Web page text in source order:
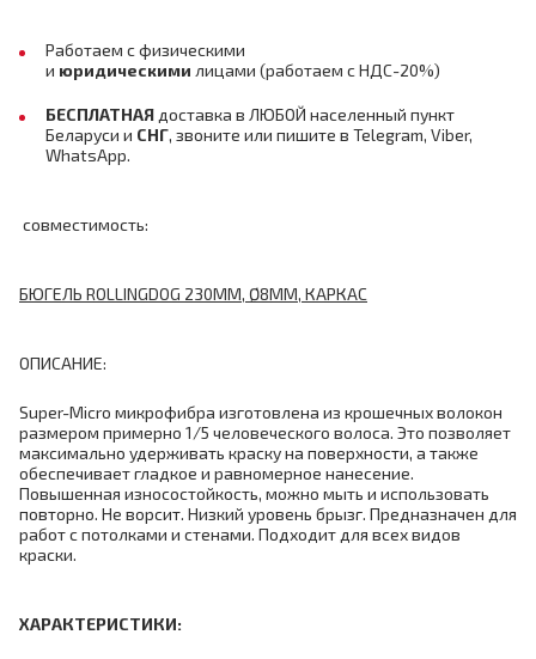
Работаем с физическими
и юридическими лицами (работаем с НДС-20%)
БЕСПЛАТНАЯ доставка в ЛЮБОЙ населенный пункт
Беларуси и СНГ, звоните или пишите в Telegram, Viber,
WhatsApp.
совместимость:
БЮГЕЛЬ ROLLINGDOG 230ММ, Ø8ММ, КАРКАС
ОПИСАНИЕ:
Super-Micro микрофибра изготовлена из крошечных волокон
размером примерно 1/5 человеческого волоса. Это позволяет
максимально удерживать краску на поверхности, а также
обеспечивает гладкое и равномерное нанесение.
Повышенная износостойкость, можно мыть и использовать
повторно. Не ворсит. Низкий уровень брызг. Предназначен для
работ с потолками и стенами. Подходит для всех видов
краски.
ХАРАКТЕРИСТИКИ: